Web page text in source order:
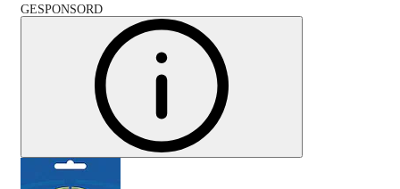
GESPONSORD